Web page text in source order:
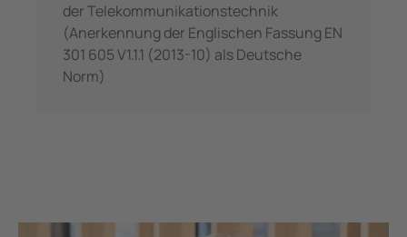
der Telekommunikationstechnik
(Anerkennung der Englischen Fassung EN
301 605 V1.1.1 (2013-10) als Deutsche
Norm)